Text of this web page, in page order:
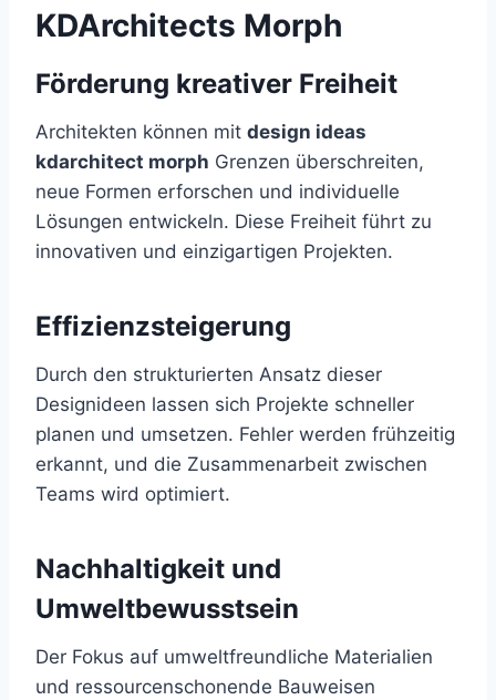
KDArchitects Morph
Förderung kreativer Freiheit
Architekten können mit design ideas
kdarchitect morph Grenzen überschreiten,
neue Formen erforschen und individuelle
Lösungen entwickeln. Diese Freiheit führt zu
innovativen und einzigartigen Projekten.
Effizienzsteigerung
Durch den strukturierten Ansatz dieser
Designideen lassen sich Projekte schneller
planen und umsetzen. Fehler werden frühzeitig
erkannt, und die Zusammenarbeit zwischen
Teams wird optimiert.
Nachhaltigkeit und
Umweltbewusstsein
Der Fokus auf umweltfreundliche Materialien
und ressourcenschonende Bauweisen